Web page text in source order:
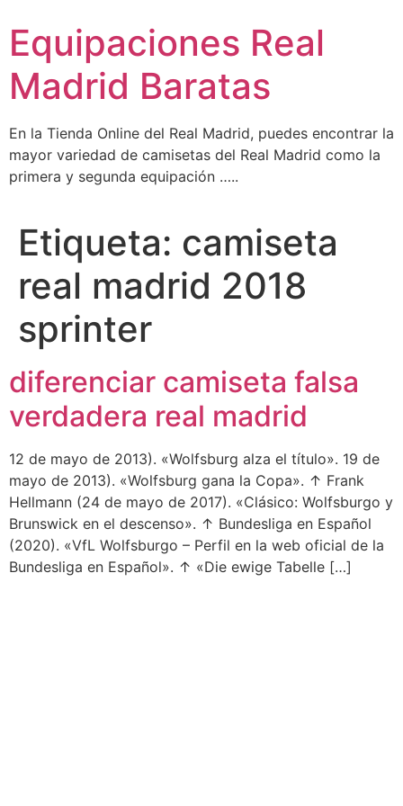
contenido
Equipaciones Real
Madrid Baratas
En la Tienda Online del Real Madrid, puedes encontrar la
mayor variedad de camisetas del Real Madrid como la
primera y segunda equipación …..
Etiqueta: camiseta
real madrid 2018
sprinter
diferenciar camiseta falsa
verdadera real madrid
12 de mayo de 2013). «Wolfsburg alza el título». 19 de
mayo de 2013). «Wolfsburg gana la Copa». ↑ Frank
Hellmann (24 de mayo de 2017). «Clásico: Wolfsburgo y
Brunswick en el descenso». ↑ Bundesliga en Español
(2020). «VfL Wolfsburgo – Perfil en la web oficial de la
Bundesliga en Español». ↑ «Die ewige Tabelle […]